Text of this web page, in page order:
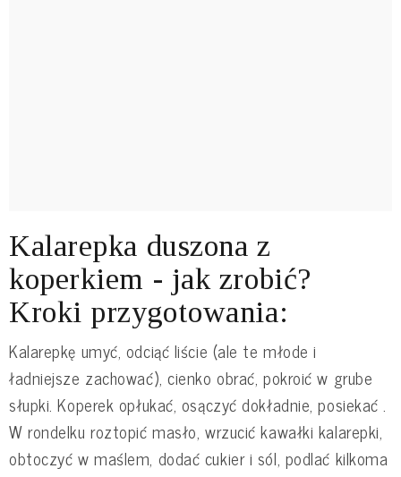
Kalarepka duszona z
koperkiem - jak zrobić?
Kroki przygotowania:
Kalarepkę umyć, odciąć liście (ale te młode i
ładniejsze zachować), cienko obrać, pokroić w grube
słupki. Koperek opłukać, osączyć dokładnie, posiekać .
W rondelku roztopić masło, wrzucić kawałki kalarepki,
obtoczyć w maślem, dodać cukier i sól, podlać kilkoma